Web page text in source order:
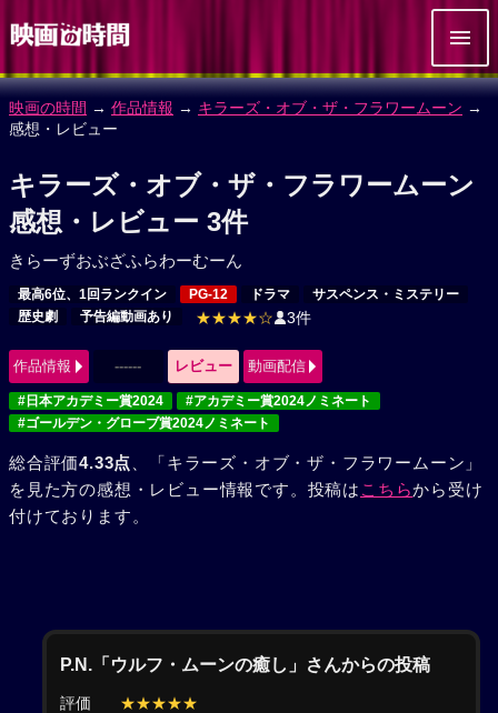
映画の時間 → 作品情報 → キラーズ・オブ・ザ・フラワームーン →
感想・レビュー
キラーズ・オブ・ザ・フラワームーン
感想・レビュー 3件
きらーずおぶざふらわーむーん
最高6位、1回ランクイン PG-12 ドラマ
サスペンス・ミステリー
歴史劇
予告編動画あり ★★★★☆ 3件
作品情報 ------ レビュー 動画配信
#日本アカデミー賞2024
#アカデミー賞2024ノミネート
#ゴールデン・グローブ賞2024ノミネート
総合評価4.33点 、「キラーズ・オブ・ザ・フラワームーン」
を見た方の感想・レビュー情報です。投稿は こちらから受け
付けております。
P.N.「ウルフ・ムーンの癒し」さんからの投稿
評価
★★★★★